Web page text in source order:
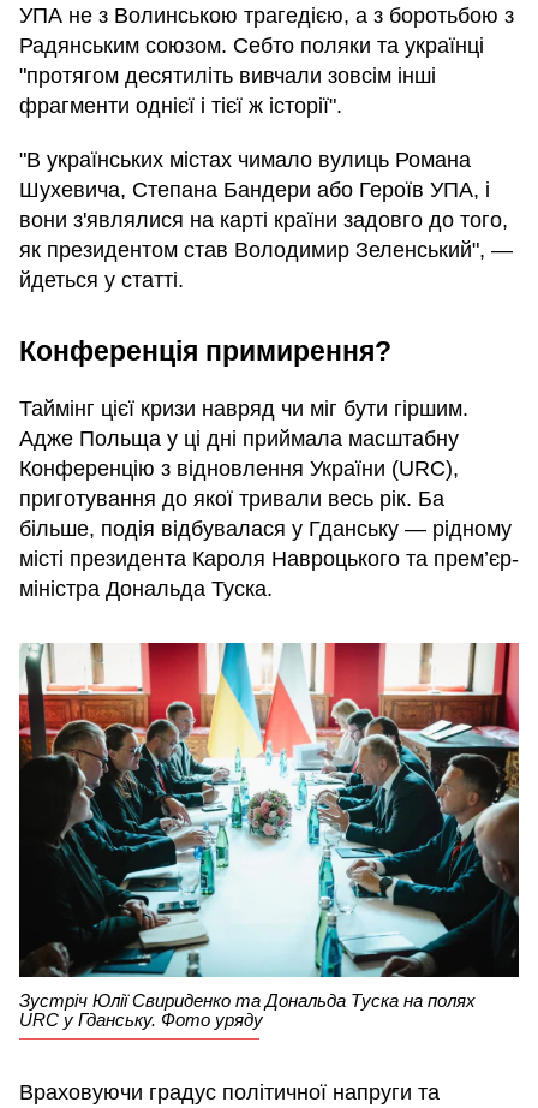
УПА не з Волинською трагедією, а з боротьбою з
Радянським союзом. Себто поляки та українці
"протягом десятиліть вивчали зовсім інші
фрагменти однієї і тієї ж історії".
"В українських містах чимало вулиць Романа
Шухевича, Степана Бандери або Героїв УПА, і
вони з'являлися на карті країни задовго до того,
як президентом став Володимир Зеленський", —
йдеться у статті.
Конференція примирення?
Таймінг цієї кризи навряд чи міг бути гіршим.
Адже Польща у ці дні приймала масштабну
Конференцію з відновлення України (URC),
приготування до якої тривали весь рік. Ба
більше, подія відбувалася у Гданську — рідному
місті президента Кароля Навроцького та прем’єр-
міністра Дональда Туска.
Зустріч Юлії Свириденко та Дональда Туска на полях
URC у Гданську. Фото уряду
Враховуючи градус політичної напруги та